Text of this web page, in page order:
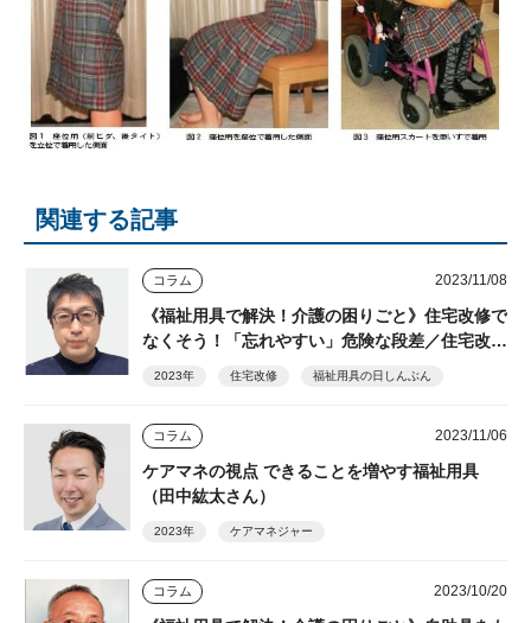
関連する記事
コラム 2023/11/08
《福祉用具で解決！介護の困りごと》住宅改修で
なくそう！「忘れやすい」危険な段差／住宅改修
（金沢善智さん）
2023年 住宅改修 福祉用具の日しんぶん
コラム 2023/11/06
ケアマネの視点 できることを増やす福祉用具
（田中紘太さん）
2023年 ケアマネジャー
コラム 2023/10/20